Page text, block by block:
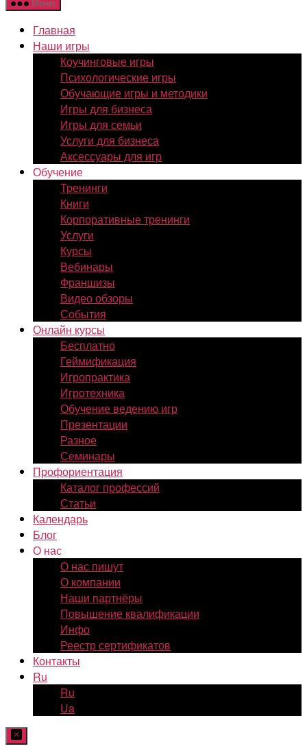
Меню
Главная
Наши игры
Коучинговые игры
Психологические игры
Обучающие игры и методики
Игры для бизнеса
Игры для семьи
Услуги для бизнеса
Аксессуары для игр
Обучение
Тренинги
Книги
Корпоративные тренинги
Услуги
Курсы
Вебинары
Франшизы
Видео обзоры
События
Онлайн курсы
Бесплатно
Геймификация
Игропрактика
Игротехника
Обучение ведению игр
Презентации
Разное
Семинары
Профориентация
Каталог профессий
Статьи
Календарь
Блог
О нас
О нас пишут
О компании
Наши партнёры
Повышение квалификации
Инфо
Реестр сертификатов
Контакты
Ru
Ru
Ua